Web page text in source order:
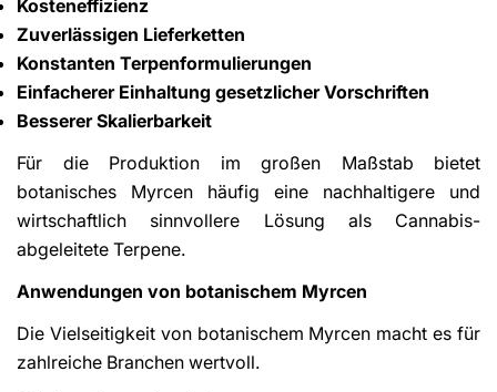
Kosteneffizienz
Zuverlässigen Lieferketten
Konstanten Terpenformulierungen
Einfacherer Einhaltung gesetzlicher Vorschriften
Besserer Skalierbarkeit
Für die Produktion im großen Maßstab bietet
botanisches Myrcen häufig eine nachhaltigere und
wirtschaftlich sinnvollere Lösung als Cannabis-
abgeleitete Terpene.
Anwendungen von botanischem Myrcen
Die Vielseitigkeit von botanischem Myrcen macht es für
zahlreiche Branchen wertvoll.